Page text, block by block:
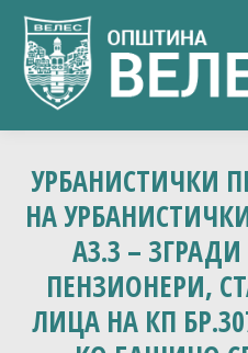
УРБАНИСТИЧКИ
НА
А3.3 –
ПЕНЗИОНЕРИ,
ЛИЦА НА КП